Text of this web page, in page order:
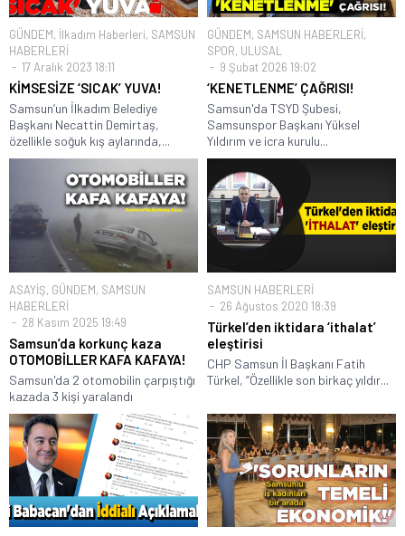
GÜNDEM, İlkadım Haberleri, SAMSUN
HABERLERİ
17 Aralık 2023 18:11
KİMSESİZE ‘SICAK’ YUVA!
Samsun’un İlkadım Belediye
Başkanı Necattin Demirtaş,
özellikle soğuk kış aylarında,...
GÜNDEM, SAMSUN HABERLERİ,
SPOR, ULUSAL
9 Şubat 2026 19:02
‘KENETLENME’ ÇAĞRISI!
Samsun'da TSYD Şubesi,
Samsunspor Başkanı Yüksel
Yıldırım ve icra kurulu...
ASAYİŞ, GÜNDEM, SAMSUN
HABERLERİ
28 Kasım 2025 19:49
Samsun’da korkunç kaza
OTOMOBİLLER KAFA KAFAYA!
Samsun'da 2 otomobilin çarpıştığı
kazada 3 kişi yaralandı
SAMSUN HABERLERİ
26 Ağustos 2020 18:39
Türkel’den iktidara ‘ithalat’
eleştirisi
CHP Samsun İl Başkanı Fatih
Türkel, “Özellikle son birkaç yıldır...